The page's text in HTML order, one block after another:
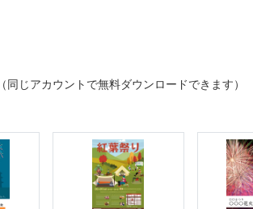
（同じアカウントで無料ダウンロードできます）